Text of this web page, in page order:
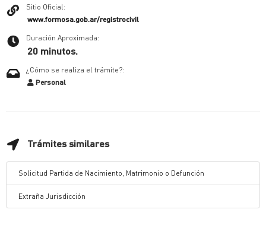
Sitio Oficial:
www.formosa.gob.ar/registrocivil
Duración Aproximada:
20 minutos.
¿Cómo se realiza el trámite?:
Personal
Trámites similares
Solicitud Partida de Nacimiento, Matrimonio o Defunción
Extraña Jurisdicción